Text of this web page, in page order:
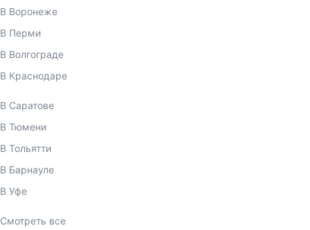
В Воронеже
В Перми
В Волгограде
В Краснодаре
В Саратове
В Тюмени
В Тольятти
В Барнауле
В Уфе
Смотреть все